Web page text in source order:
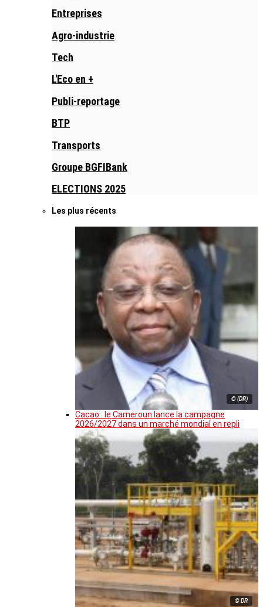
Entreprises
Agro-industrie
Tech
L'Eco en +
Publi-reportage
BTP
Transports
Groupe BGFIBank
ELECTIONS 2025
Les plus récents
© (DR)
Cacao : le Cameroun lance la campagne
2026/2027 dans un marché mondial en repli
© DR